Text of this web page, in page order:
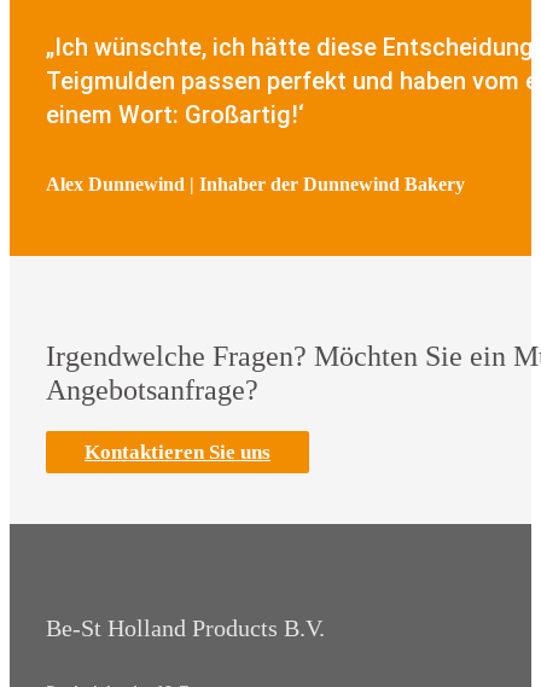
„Ich wünschte, ich hätte diese
Teigmulden passen perfekt und haben vom
einem Wort: Großartig!‘
Alex Dunnewind | Inhaber der Dunnewind Bakery
Irgendwelche Fragen? Möchten Sie ein
Angebotsanfrage?
Kontaktieren Sie uns
Be-St Holland Products B.V.